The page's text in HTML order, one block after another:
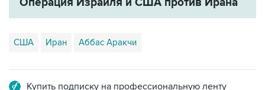
США Иран Аббас Аракчи
Подписаться на рассылку главных новостей сайта